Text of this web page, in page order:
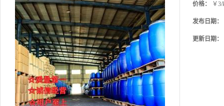
价格： ￥3/
发布日期：
更新日期：